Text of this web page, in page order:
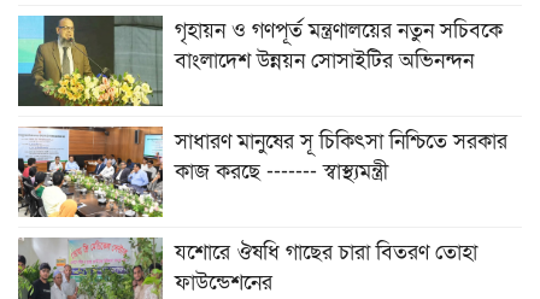
গৃহায়ন ও গণপূর্ত মন্ত্রণালয়ের নতুন সচিবকে
বাংলাদেশ উন্নয়ন সোসাইটির অভিনন্দন
সাধারণ মানুষের সূ চিকিৎসা নিশ্চিতে সরকার
কাজ করছে ------- স্বাস্থ্যমন্ত্রী
যশোরে ঔষধি গাছের চারা বিতরণ তোহা
ফাউন্ডেশনের